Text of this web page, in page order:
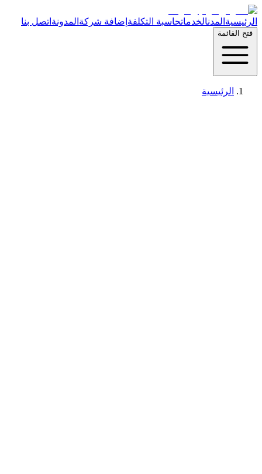
الرئيسية المدنالخدماتحاسبة التكلفة إضافة شركة المدونة اتصل بنا
فتح القائمة
الرئيسية